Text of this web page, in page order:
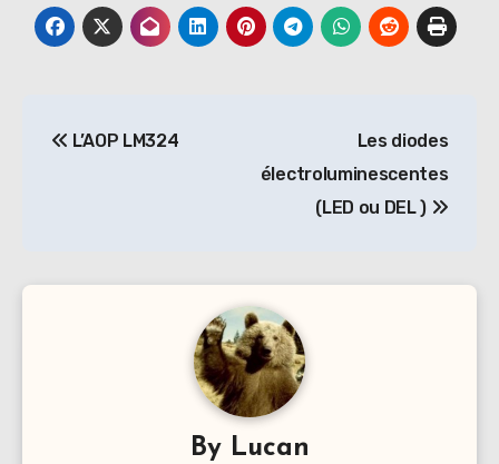
L’AOP LM324
Les diodes
électroluminescentes
(LED ou DEL )
By Lucan